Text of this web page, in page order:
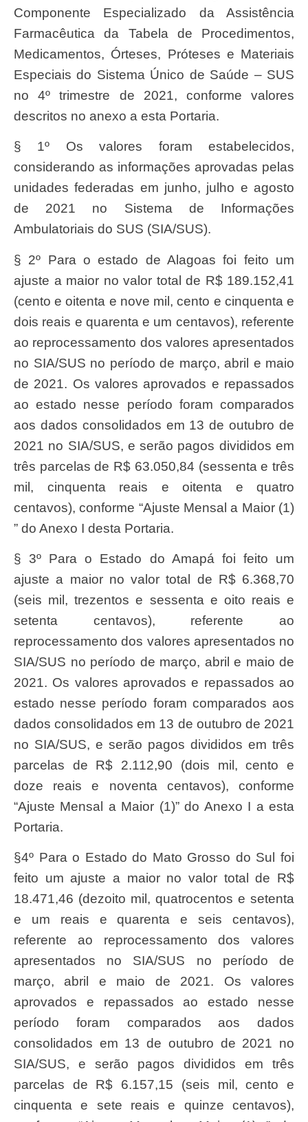
Componente Especializado da Assistência
Farmacêutica da Tabela de Procedimentos,
Medicamentos, Órteses, Próteses e Materiais
Especiais do Sistema Único de Saúde – SUS
no 4º trimestre de 2021, conforme valores
descritos no anexo a esta Portaria.
§ 1º Os valores foram estabelecidos,
considerando as informações aprovadas pelas
unidades federadas em junho, julho e agosto
de 2021 no Sistema de Informações
Ambulatoriais do SUS (SIA/SUS).
§ 2º Para o estado de Alagoas foi feito um
ajuste a maior no valor total de R$ 189.152,41
(cento e oitenta e nove mil, cento e cinquenta e
dois reais e quarenta e um centavos), referente
ao reprocessamento dos valores apresentados
no SIA/SUS no período de março, abril e maio
de 2021. Os valores aprovados e repassados
ao estado nesse período foram comparados
aos dados consolidados em 13 de outubro de
2021 no SIA/SUS, e serão pagos divididos em
três parcelas de R$ 63.050,84 (sessenta e três
mil, cinquenta reais e oitenta e quatro
centavos), conforme “Ajuste Mensal a Maior (1)
” do Anexo I desta Portaria.
§ 3º Para o Estado do Amapá foi feito um
ajuste a maior no valor total de R$ 6.368,70
(seis mil, trezentos e sessenta e oito reais e
setenta centavos), referente ao
reprocessamento dos valores apresentados no
SIA/SUS no período de março, abril e maio de
2021. Os valores aprovados e repassados ao
estado nesse período foram comparados aos
dados consolidados em 13 de outubro de 2021
no SIA/SUS, e serão pagos divididos em três
parcelas de R$ 2.112,90 (dois mil, cento e
doze reais e noventa centavos), conforme
“Ajuste Mensal a Maior (1)” do Anexo I a esta
Portaria.
§4º Para o Estado do Mato Grosso do Sul foi
feito um ajuste a maior no valor total de R$
18.471,46 (dezoito mil, quatrocentos e setenta
e um reais e quarenta e seis centavos),
referente ao reprocessamento dos valores
apresentados no SIA/SUS no período de
março, abril e maio de 2021. Os valores
aprovados e repassados ao estado nesse
período foram comparados aos dados
consolidados em 13 de outubro de 2021 no
SIA/SUS, e serão pagos divididos em três
parcelas de R$ 6.157,15 (seis mil, cento e
cinquenta e sete reais e quinze centavos),